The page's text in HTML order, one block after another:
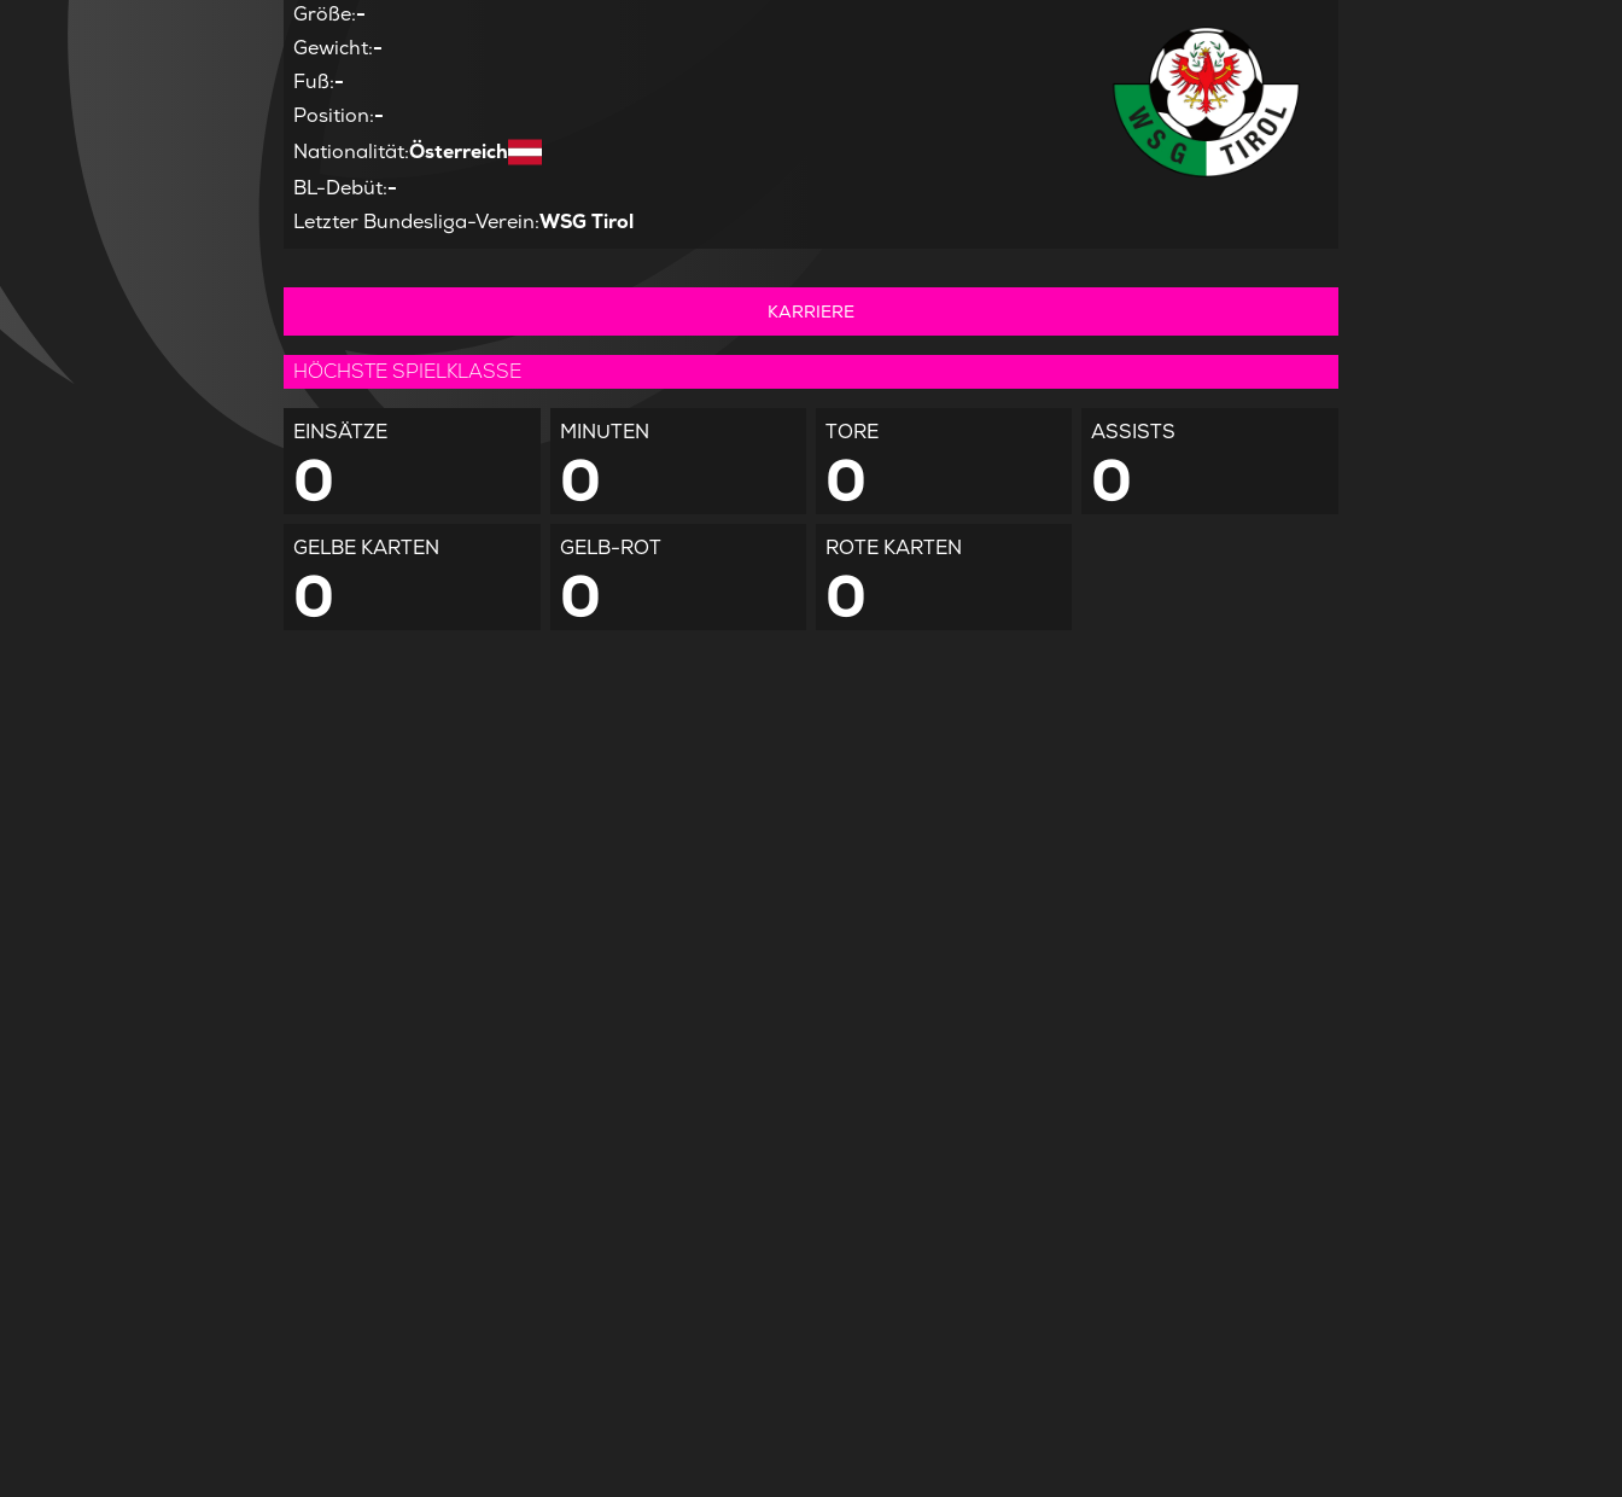
Größe:-
Gewicht:-
Fuß:-
Position:-
Nationalität:Österreich
BL-Debüt:-
Letzter Bundesliga-Verein:WSG Tirol
KARRIERE
HÖCHSTE SPIELKLASSE
EINSÄTZE
0
MINUTEN
0
TORE
0
ASSISTS
0
GELBE KARTEN
0
GELB-ROT
0
ROTE KARTEN
0